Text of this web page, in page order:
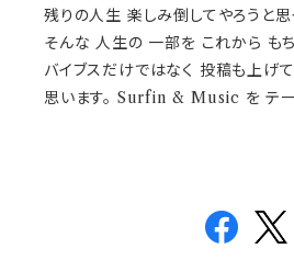
残りの人生 楽しみ倒してやろうと思
そんな 人生の 一部を これから も
バイブスだけではなく 投稿も上げ
思います。 Surfin & Music を テー